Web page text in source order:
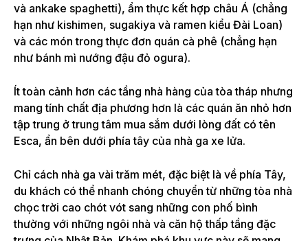
và ankake spaghetti), ẩm thực kết hợp châu Á (chẳng
hạn như kishimen, sugakiya và ramen kiểu Đài Loan)
và các món trong thực đơn quán cà phê (chẳng hạn
như bánh mì nướng đậu đỏ ogura).
Ít toàn cảnh hơn các tầng nhà hàng của tòa tháp nhưng
mang tính chất địa phương hơn là các quán ăn nhỏ hơn
tập trung ở trung tâm mua sắm dưới lòng đất có tên
Esca, ẩn bên dưới phía tây của nhà ga xe lửa.
Chỉ cách nhà ga vài trăm mét, đặc biệt là về phía Tây,
du khách có thể nhanh chóng chuyển từ những tòa nhà
chọc trời cao chót vót sang những con phố bình
thường với những ngôi nhà và căn hộ thấp tầng đặc